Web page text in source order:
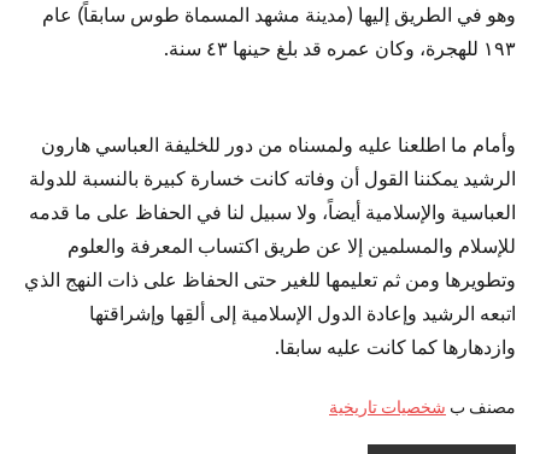
وهو في الطريق إليها (مدينة مشهد المسماة طوس سابقاً) عام
١٩٣ للهجرة، وكان عمره قد بلغ حينها ٤٣ سنة.
وأمام ما اطلعنا عليه ولمسناه من دور للخليفة العباسي هارون
الرشيد يمكننا القول أن وفاته كانت خسارة كبيرة بالنسبة للدولة
العباسية والإسلامية أيضاً، ولا سبيل لنا في الحفاظ على ما قدمه
للإسلام والمسلمين إلا عن طريق اكتساب المعرفة والعلوم
وتطويرها ومن ثم تعليمها للغير حتى الحفاظ على ذات النهج الذي
اتبعه الرشيد وإعادة الدول الإسلامية إلى ألقِها وإشراقتها
وازدهارها كما كانت عليه سابقا.
مصنف ب شخصيات تاريخية